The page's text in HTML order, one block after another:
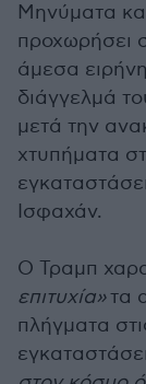
Μηνύματα
προχωρήσει
άμεσα
διάγγελμά
μετά την
χτυπήματα
Ισφαχάν.
Ο Τραμπ
επιτυχία»τα
πλήγματα